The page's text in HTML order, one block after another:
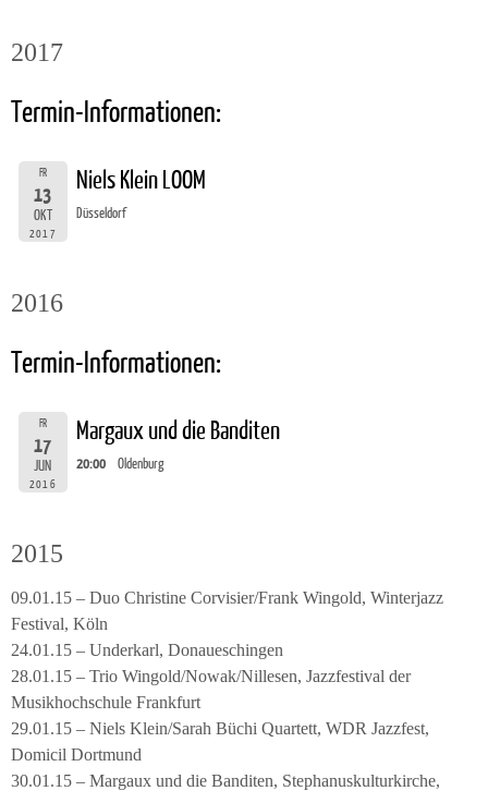
2017
Termin-Informationen:
FR
13
OKT
2017
Niels Klein LOOM
Düsseldorf
2016
Termin-Informationen:
FR
17
JUN
2016
Margaux und die Banditen
20:00 Oldenburg
2015
09.01.15 – Duo Christine Corvisier/Frank Wingold, Winterjazz
Festival, Köln
24.01.15 – Underkarl, Donaueschingen
28.01.15 – Trio Wingold/Nowak/Nillesen, Jazzfestival der
Musikhochschule Frankfurt
29.01.15 – Niels Klein/Sarah Büchi Quartett, WDR Jazzfest,
Domicil Dortmund
30.01.15 – Margaux und die Banditen, Stephanuskulturkirche,